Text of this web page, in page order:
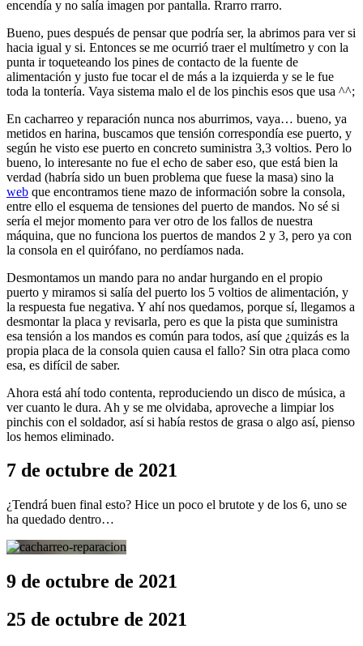
encendía y no salía imagen por pantalla. Rrarro rrarro.
Bueno, pues después de pensar que podría ser, la abrimos para ver si
hacia igual y si. Entonces se me ocurrió traer el multímetro y con la
punta ir toqueteando los pines de contacto de la fuente de
alimentación y justo fue tocar el de más a la izquierda y se le fue
toda la tontería. Vaya sistema malo el de los pinchis esos que usa ^^;
En cacharreo y reparación nunca nos aburrimos, vaya… bueno, ya
metidos en harina, buscamos que tensión correspondía ese puerto, y
según he visto ese puerto en concreto suministra 3,3 voltios. Pero lo
bueno, lo interesante no fue el echo de saber eso, que está bien la
verdad (habría sido un buen problema que fuese la masa) sino la
web que encontramos tiene mazo de información sobre la consola,
entre ello el esquema de tensiones del puerto de mandos. No sé si
sería el mejor momento para ver otro de los fallos de nuestra
máquina, que no funciona los puertos de mandos 2 y 3, pero ya con
la consola en el quirófano, no perdíamos nada.
Desmontamos un mando para no andar hurgando en el propio
puerto y miramos si salía del puerto los 5 voltios de alimentación, y
la respuesta fue negativa. Y ahí nos quedamos, porque sí, llegamos a
desmontar la placa y revisarla, pero es que la pista que suministra
esa tensión a los mandos es común para todos, así que ¿quizás es la
propia placa de la consola quien causa el fallo? Sin otra placa como
esa, es difícil de saber.
Ahora está ahí todo contenta, reproduciendo un disco de música, a
ver cuanto le dura. Ah y se me olvidaba, aproveche a limpiar los
pinchis con el soldador, así si había restos de grasa o algo así, pienso
los hemos eliminado.
7 de octubre de 2021
¿Tendrá buen final esto? Hice un poco el brutote y de los 6, uno se
ha quedado dentro…
9 de octubre de 2021
25 de octubre de 2021